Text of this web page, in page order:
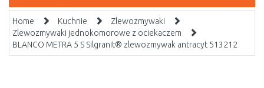
Home Kuchnie
Zlewozmywaki
Zlewozmywaki jednokomorowe z ociekaczem
BLANCO METRA 5 S Silgranit® zlewozmywak antracyt 513212